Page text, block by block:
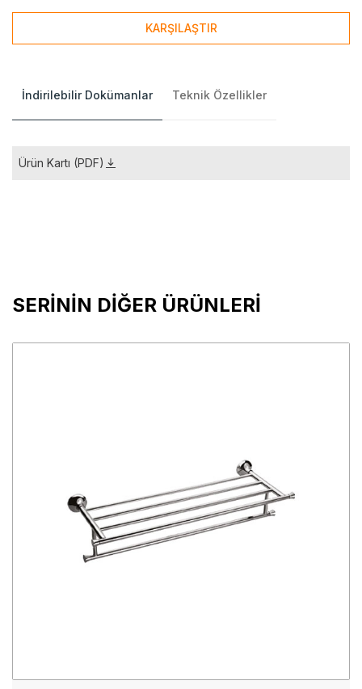
KARŞILAŞTIR
İndirilebilir Dokümanlar Teknik Özellikler
Ürün Kartı (PDF)
SERİNİN DİĞER ÜRÜNLERİ